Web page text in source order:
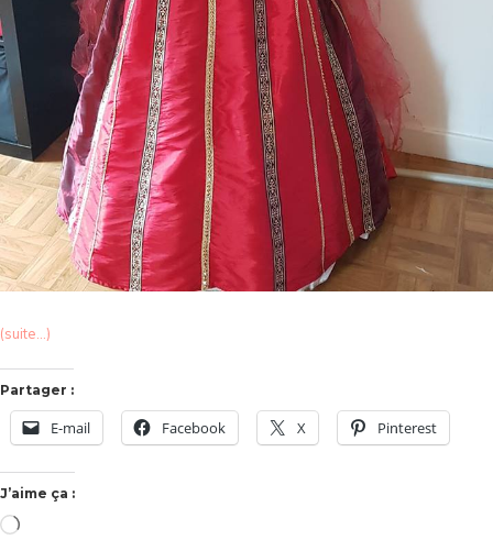
(suite…)
Partager :
E-mail Facebook X Pinterest
J’aime ça :
Chargement…